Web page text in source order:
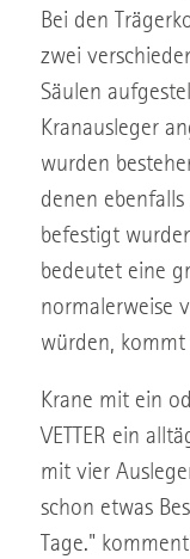
Bei den
zwei
Säulen
Kranausleger
wurden
denen
befestigt
bedeutet eine
normalerweise
würden, kommt
Krane mit ein
VETTER ein
mit vier
schon etwas
Tage."